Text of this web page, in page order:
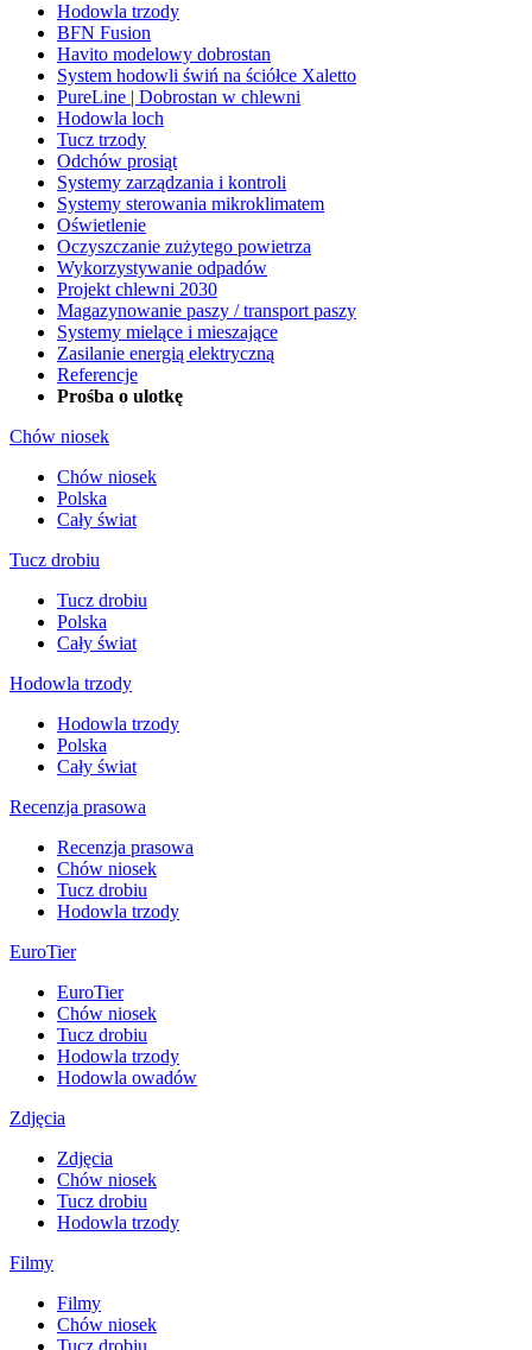
Hodowla trzody
BFN Fusion
Havito modelowy dobrostan
System hodowli świń na ściółce Xaletto
PureLine | Dobrostan w chlewni
Hodowla loch
Tucz trzody
Odchów prosiąt
Systemy zarządzania i kontroli
Systemy sterowania mikroklimatem
Oświetlenie
Oczyszczanie zużytego powietrza
Wykorzystywanie odpadów
Projekt chlewni 2030
Magazynowanie paszy / transport paszy
Systemy mielące i mieszające
Zasilanie energią elektryczną
Referencje
Prośba o ulotkę
Chów niosek
Chów niosek
Polska
Cały świat
Tucz drobiu
Tucz drobiu
Polska
Cały świat
Hodowla trzody
Hodowla trzody
Polska
Cały świat
Recenzja prasowa
Recenzja prasowa
Chów niosek
Tucz drobiu
Hodowla trzody
EuroTier
EuroTier
Chów niosek
Tucz drobiu
Hodowla trzody
Hodowla owadów
Zdjęcia
Zdjęcia
Chów niosek
Tucz drobiu
Hodowla trzody
Filmy
Filmy
Chów niosek